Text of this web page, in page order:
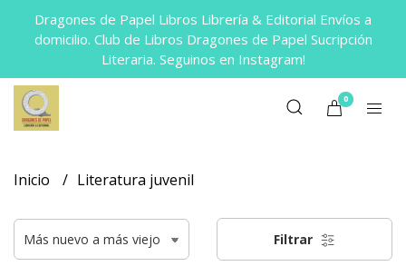
Dragones de Papel Libros Librería & Editorial Envíos a
domicilio. Club de Libros Dragones de Papel Sucripción
Literaria. Seguinos en Instagram!
0
Inicio Literatura juvenil
Filtrar